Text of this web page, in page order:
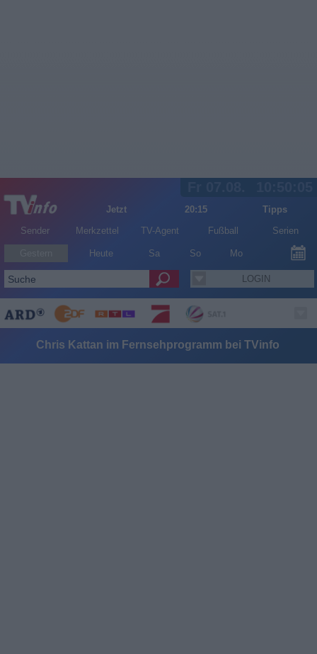
Jetzt 20:15
Tipps
Sender
Merkzettel TV-Agent Fußball Serien
Heute Sa So Mo
LOGIN
Chris Kattan im Fernsehprogramm bei TVinfo